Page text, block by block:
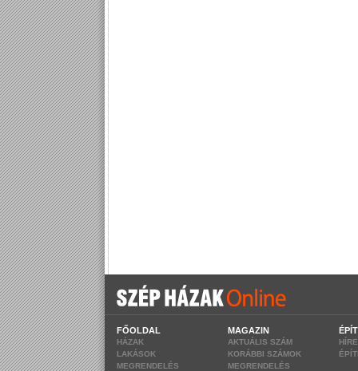
FŐOLDAL
HÁZAK
LAKÁSOK
MEGRENDELÉS
MAGAZIN
AKTUÁLIS SZÁM
KORÁBBI SZÁMOK
MEGRENDELÉS